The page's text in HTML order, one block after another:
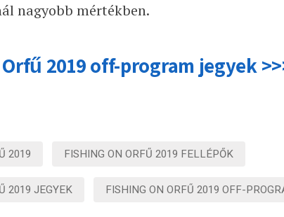
nagyobb mértékben.
2019 off-program jegyek
2019 FISHING ON ORFŰ 2019 FELLÉPŐK
2019 JEGYEK FISHING ON ORFŰ 2019 OFF-